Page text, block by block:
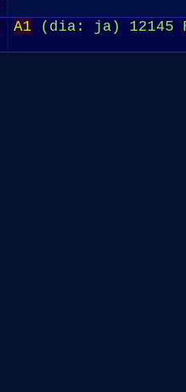
A1 (dia: ja) 12145